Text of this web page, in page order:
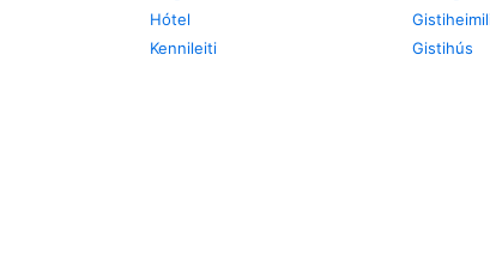
Hótel
Kennileiti
Gistihús